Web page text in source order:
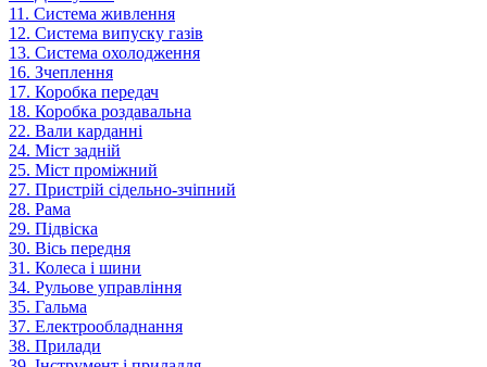
11. Система живлення
12. Система випуску газів
13. Система охолодження
16. Зчеплення
17. Коробка передач
18. Коробка роздавальна
22. Вали карданні
24. Міст задній
25. Міст проміжний
27. Пристрій сідельно-зчіпний
28. Рама
29. Підвіска
30. Вісь передня
31. Колеса і шини
34. Рульове управління
35. Гальма
37. Електрообладнання
38. Прилади